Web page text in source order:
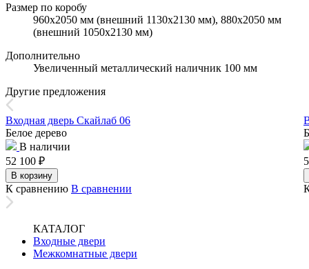
Размер по коробу
960х2050 мм (внешний 1130х2130 мм), 880х2050 мм
(внешний 1050х2130 мм)
Дополнительно
Увеличенный металлический наличник 100 мм
Другие предложения
Входная дверь Скайлаб 06
Белое дерево
В наличии
52 100 ₽
В корзину
К сравнению В сравнении
КАТАЛОГ
Входные двери
Межкомнатные двери